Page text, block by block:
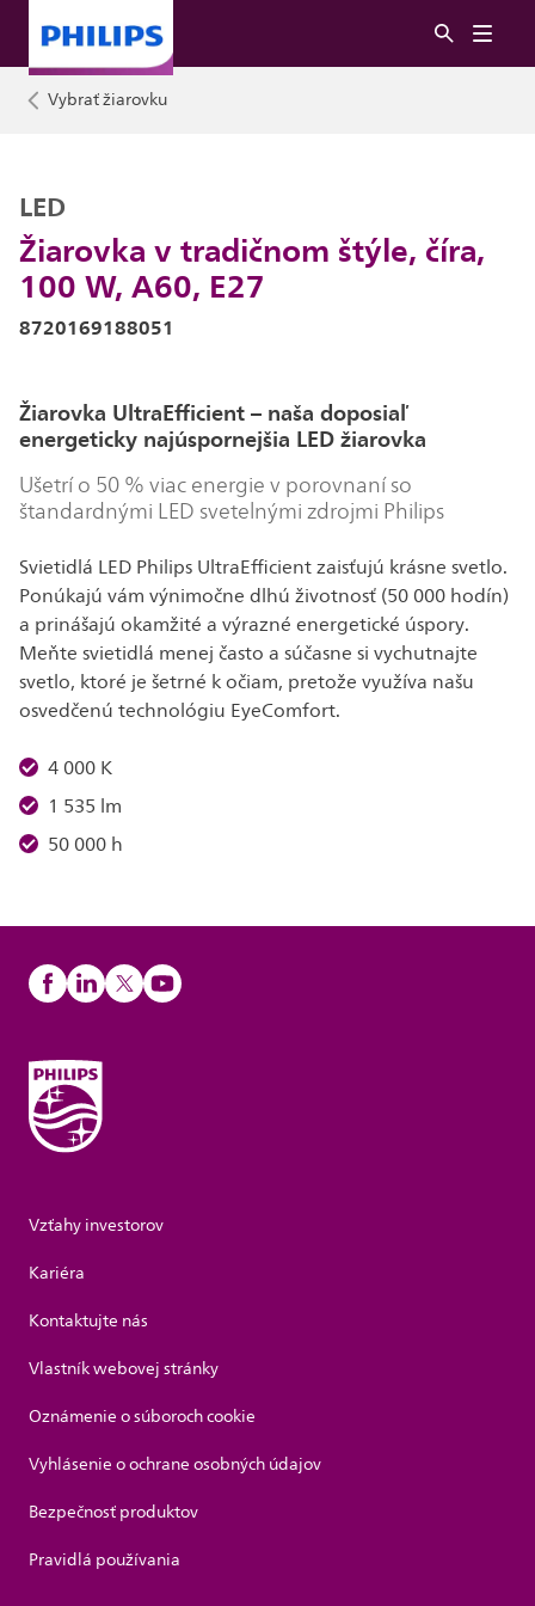
Vybrať žiarovku
Žiarovka v tradičnom štýle, číra,
100 W, A60, E27
LED
8720169188051
Žiarovka UltraEfficient – naša doposiaľ
energeticky najúspornejšia LED žiarovka
Ušetrí o 50 % viac energie v porovnaní so
štandardnými LED svetelnými zdrojmi Philips
Svietidlá LED Philips UltraEfficient zaisťujú krásne svetlo.
Ponúkajú vám výnimočne dlhú životnosť (50 000 hodín)
a prinášajú okamžité a výrazné energetické úspory.
Meňte svietidlá menej často a súčasne si vychutnajte
svetlo, ktoré je šetrné k očiam, pretože využíva našu
osvedčenú technológiu EyeComfort.
4 000 K
1 535 lm
50 000 h
Vzťahy investorov
Kariéra
Kontaktujte nás
Vlastník webovej stránky
Oznámenie o súboroch cookie
Vyhlásenie o ochrane osobných údajov
Bezpečnosť produktov
Pravidlá používania